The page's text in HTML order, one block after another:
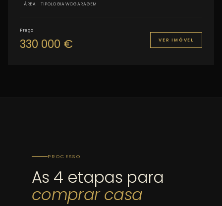
ÁREA TIPOLOGIAWCGARAGEM
Preço
330 000 € VER IMÓVEL
PROCESSO
As 4 etapas para
comprar casa